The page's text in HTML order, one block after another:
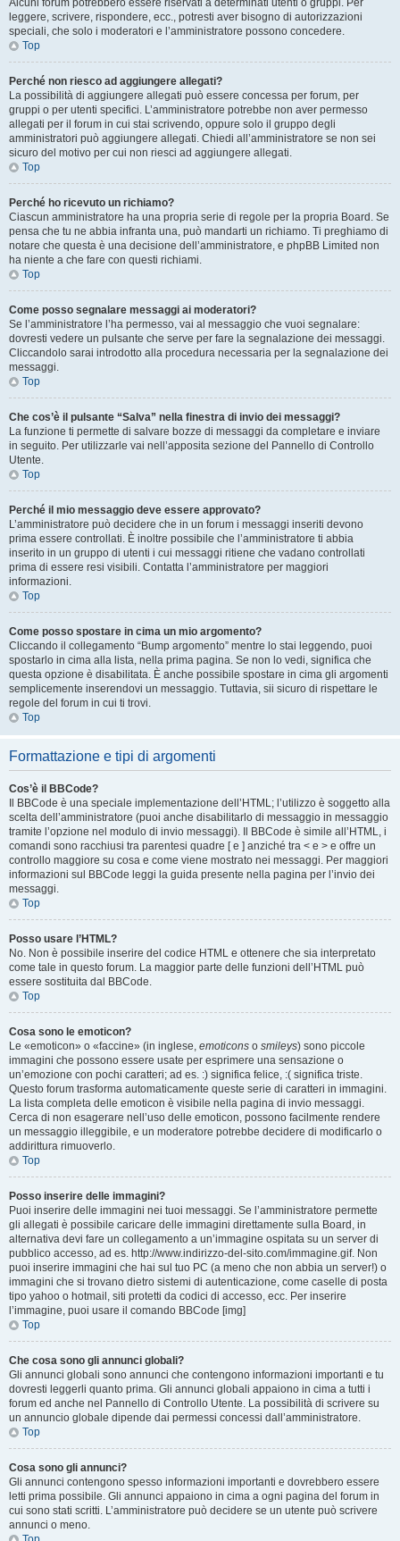
Alcuni forum potrebbero essere riservati a determinati utenti o gruppi. Per
leggere, scrivere, rispondere, ecc., potresti aver bisogno di autorizzazioni
speciali, che solo i moderatori e l’amministratore possono concedere.
Top
Perché non riesco ad aggiungere allegati?
La possibilità di aggiungere allegati può essere concessa per forum, per
gruppi o per utenti specifici. L’amministratore potrebbe non aver permesso
allegati per il forum in cui stai scrivendo, oppure solo il gruppo degli
amministratori può aggiungere allegati. Chiedi all’amministratore se non sei
sicuro del motivo per cui non riesci ad aggiungere allegati.
Top
Perché ho ricevuto un richiamo?
Ciascun amministratore ha una propria serie di regole per la propria Board. Se
pensa che tu ne abbia infranta una, può mandarti un richiamo. Ti preghiamo di
notare che questa è una decisione dell’amministratore, e phpBB Limited non
ha niente a che fare con questi richiami.
Top
Come posso segnalare messaggi ai moderatori?
Se l’amministratore l’ha permesso, vai al messaggio che vuoi segnalare:
dovresti vedere un pulsante che serve per fare la segnalazione dei messaggi.
Cliccandolo sarai introdotto alla procedura necessaria per la segnalazione dei
messaggi.
Top
Che cos’è il pulsante “Salva” nella finestra di invio dei messaggi?
La funzione ti permette di salvare bozze di messaggi da completare e inviare
in seguito. Per utilizzarle vai nell’apposita sezione del Pannello di Controllo
Utente.
Top
Perché il mio messaggio deve essere approvato?
L’amministratore può decidere che in un forum i messaggi inseriti devono
prima essere controllati. È inoltre possibile che l’amministratore ti abbia
inserito in un gruppo di utenti i cui messaggi ritiene che vadano controllati
prima di essere resi visibili. Contatta l’amministratore per maggiori
informazioni.
Top
Come posso spostare in cima un mio argomento?
Cliccando il collegamento “Bump argomento” mentre lo stai leggendo, puoi
spostarlo in cima alla lista, nella prima pagina. Se non lo vedi, significa che
questa opzione è disabilitata. È anche possibile spostare in cima gli argomenti
semplicemente inserendovi un messaggio. Tuttavia, sii sicuro di rispettare le
regole del forum in cui ti trovi.
Top
Formattazione e tipi di argomenti
Cos’è il BBCode?
Il BBCode è una speciale implementazione dell’HTML; l’utilizzo è soggetto alla
scelta dell’amministratore (puoi anche disabilitarlo di messaggio in messaggio
tramite l’opzione nel modulo di invio messaggi). Il BBCode è simile all’HTML, i
comandi sono racchiusi tra parentesi quadre [ e ] anziché tra < e > e offre un
controllo maggiore su cosa e come viene mostrato nei messaggi. Per maggiori
informazioni sul BBCode leggi la guida presente nella pagina per l’invio dei
messaggi.
Top
Posso usare l’HTML?
No. Non è possibile inserire del codice HTML e ottenere che sia interpretato
come tale in questo forum. La maggior parte delle funzioni dell’HTML può
essere sostituita dal BBCode.
Top
Cosa sono le emoticon?
Le «emoticon» o «faccine» (in inglese, emoticons o smileys) sono piccole
immagini che possono essere usate per esprimere una sensazione o
un’emozione con pochi caratteri; ad es. :) significa felice, :( significa triste.
Questo forum trasforma automaticamente queste serie di caratteri in immagini.
La lista completa delle emoticon è visibile nella pagina di invio messaggi.
Cerca di non esagerare nell’uso delle emoticon, possono facilmente rendere
un messaggio illeggibile, e un moderatore potrebbe decidere di modificarlo o
addirittura rimuoverlo.
Top
Posso inserire delle immagini?
Puoi inserire delle immagini nei tuoi messaggi. Se l’amministratore permette
gli allegati è possibile caricare delle immagini direttamente sulla Board, in
alternativa devi fare un collegamento a un’immagine ospitata su un server di
pubblico accesso, ad es. http://www.indirizzo-del-sito.com/immagine.gif. Non
puoi inserire immagini che hai sul tuo PC (a meno che non abbia un server!) o
immagini che si trovano dietro sistemi di autenticazione, come caselle di posta
tipo yahoo o hotmail, siti protetti da codici di accesso, ecc. Per inserire
l’immagine, puoi usare il comando BBCode [img]
Top
Che cosa sono gli annunci globali?
Gli annunci globali sono annunci che contengono informazioni importanti e tu
dovresti leggerli quanto prima. Gli annunci globali appaiono in cima a tutti i
forum ed anche nel Pannello di Controllo Utente. La possibilità di scrivere su
un annuncio globale dipende dai permessi concessi dall’amministratore.
Top
Cosa sono gli annunci?
Gli annunci contengono spesso informazioni importanti e dovrebbero essere
letti prima possibile. Gli annunci appaiono in cima a ogni pagina del forum in
cui sono stati scritti. L’amministratore può decidere se un utente può scrivere
annunci o meno.